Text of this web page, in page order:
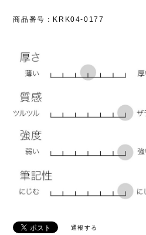
商品番号：KRK04-0177
通報する